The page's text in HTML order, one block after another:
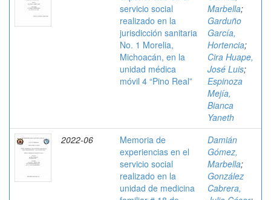
servicio social
realizado en la
jurisdicción sanitaria
No. 1 Morelia,
Michoacán, en la
unidad médica
móvil 4 “Pino Real”
Marbella;
Garduño
García,
Hortencia;
Cira Huape,
José Luis;
Espinoza
Mejía,
Bianca
Yaneth
2022-06
Memoria de
experiencias en el
servicio social
realizado en la
unidad de medicina
Damián
Gómez,
Marbella;
González
Cabrera,